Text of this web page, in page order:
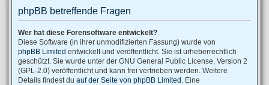
phpBB betreffende Fragen
Wer hat diese Forensoftware entwickelt?
Diese Software (in ihrer unmodifizierten Fassung) wurde von
phpBB Limited entwickelt und veröffentlicht. Sie ist urheberrechtlich
geschützt. Sie wurde unter der GNU General Public License, Version 2
(GPL-2.0) veröffentlicht und kann frei vertrieben werden. Weitere
Details findest du auf der Seite von phpBB Limited . Eine